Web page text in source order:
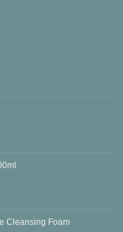
Cleansing Foam